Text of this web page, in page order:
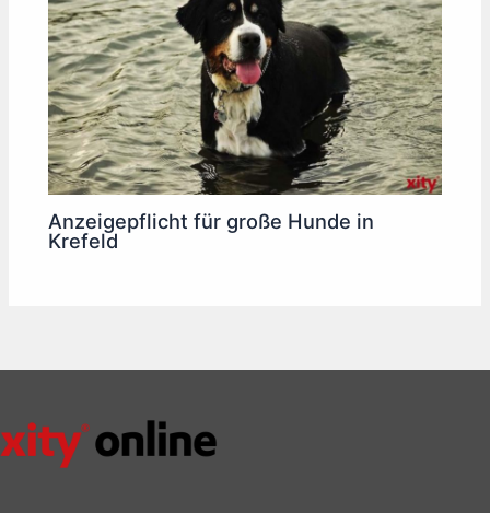
Anzeigepflicht für große Hunde in
Krefeld